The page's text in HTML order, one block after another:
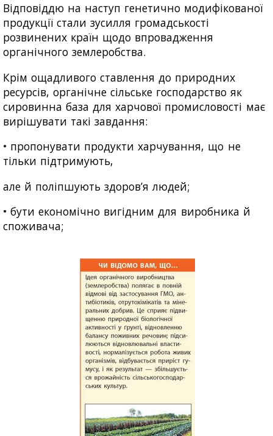
Відповіддю на наступ генетично модифікованої
продукції стали зусилля громадськості
розвинених країн щодо впровадження
органічного землеробства.
Крім ощадливого ставлення до природних
ресурсів, органічне сільське господарство як
сировинна база для харчової промисловості має
вирішувати такі завдання:
• пропонувати продукти харчування, що не
тільки підтримують,
але й поліпшують здоров’я людей;
• бути економічно вигідним для виробника й
споживача;